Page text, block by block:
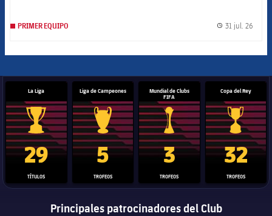
PRIMER EQUIPO 31 jul. 26
La Liga
Trofeo de La Liga
29
TÍTULOS
Liga de Campeones
Trofeo de la Liga de Campeones
5
TROFEOS
Mundial de Clubs
FIFA
Trofeo del Mundial de
3
TROFEOS
Copa del Rey
Copa del
32
TROFEOS
Principales patrocinadores del Club